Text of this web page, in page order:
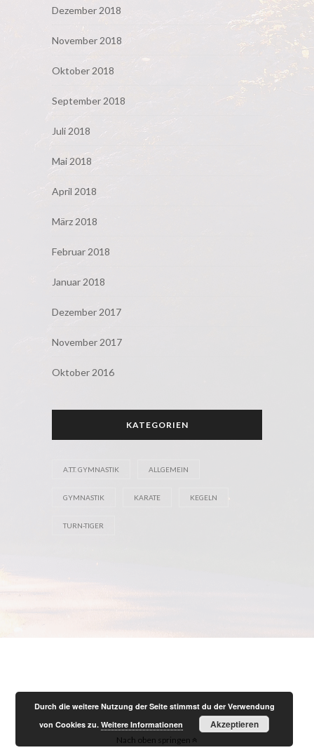
Dezember 2018
November 2018
Oktober 2018
September 2018
Juli 2018
Mai 2018
April 2018
März 2018
Februar 2018
Januar 2018
Dezember 2017
November 2017
Oktober 2016
KATEGORIEN
A.T.T. GYMNASTIK ALLGEMEIN
GYMNASTIK KARATE KEGELN
TURN-TIGER
Nach oben springen
Durch die weitere Nutzung der Seite stimmst du der Verwendung
von Cookies zu.Weitere Informationen Akzeptieren